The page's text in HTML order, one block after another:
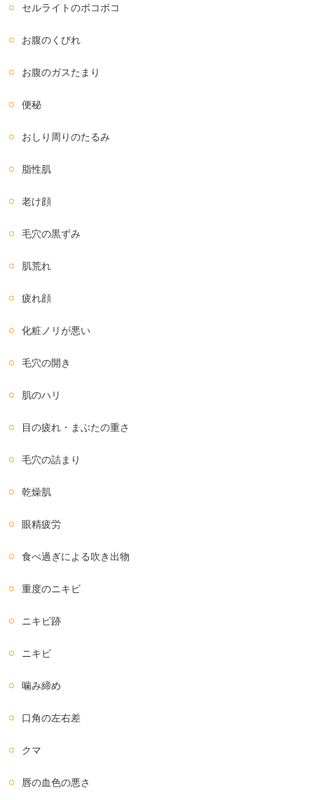
セルライトのボコボコ
お腹のくびれ
お腹のガスたまり
便秘
おしり周りのたるみ
脂性肌
老け顔
毛穴の黒ずみ
肌荒れ
疲れ顔
化粧ノリが悪い
毛穴の開き
肌のハリ
目の疲れ・まぶたの重さ
毛穴の詰まり
乾燥肌
眼精疲労
食べ過ぎによる吹き出物
重度のニキビ
ニキビ跡
ニキビ
噛み締め
口角の左右差
クマ
唇の血色の悪さ